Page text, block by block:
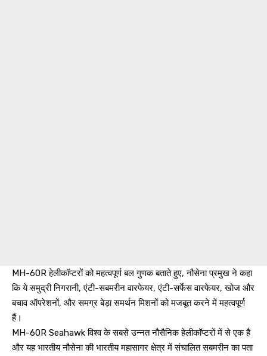
MH-60R हेलीकॉप्टरों को महत्वपूर्ण बल गुणक बताते हुए, नौसेना प्रमुख ने कहा
कि ये समुद्री निगरानी, एंटी-सबमरीन वारफेयर, एंटी-सर्फेस वारफेयर, खोज और
बचाव ऑपरेशनों, और समग्र बेड़ा समर्थन मिशनों को मजबूत करने में महत्वपूर्ण
हैं।
MH-60R Seahawk विश्व के सबसे उन्नत नौसैनिक हेलीकॉप्टरों में से एक है
और यह भारतीय नौसेना की भारतीय महासागर क्षेत्र में संचालित सबमरीन का पता